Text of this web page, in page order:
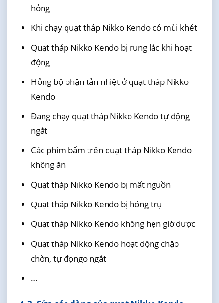
hỏng
Khi chạy quạt tháp Nikko Kendo có mùi khét
Quạt tháp Nikko Kendo bị rung lắc khi hoạt
động
Hỏng bộ phận tản nhiệt ở quạt tháp Nikko
Kendo
Đang chạy quạt tháp Nikko Kendo tự động
ngắt
Các phím bấm trên quạt tháp Nikko Kendo
không ăn
Quạt tháp Nikko Kendo bị mất nguồn
Quạt tháp Nikko Kendo bị hỏng trụ
Quạt tháp Nikko Kendo không hẹn giờ được
Quạt tháp Nikko Kendo hoạt động chập
chờn, tự đọngo ngắt
…